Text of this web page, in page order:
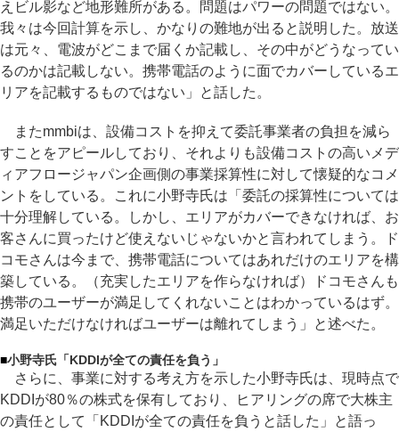
えビル影など地形難所がある。問題はパワーの問題ではない。
我々は今回計算を示し、かなりの難地が出ると説明した。放送
は元々、電波がどこまで届くか記載し、その中がどうなってい
るのかは記載しない。携帯電話のように面でカバーしているエ
リアを記載するものではない」と話した。
またmmbiは、設備コストを抑えて委託事業者の負担を減ら
すことをアピールしており、それよりも設備コストの高いメデ
ィアフロージャパン企画側の事業採算性に対して懐疑的なコメ
ントをしている。これに小野寺氏は「委託の採算性については
十分理解している。しかし、エリアがカバーできなければ、お
客さんに買ったけど使えないじゃないかと言われてしまう。ド
コモさんは今まで、携帯電話についてはあれだけのエリアを構
築している。（充実したエリアを作らなければ）ドコモさんも
携帯のユーザーが満足してくれないことはわかっているはず。
満足いただけなければユーザーは離れてしまう」と述べた。
■小野寺氏「KDDIが全ての責任を負う」
さらに、事業に対する考え方を示した小野寺氏は、現時点で
KDDIが80％の株式を保有しており、ヒアリングの席で大株主
の責任として「KDDIが全ての責任を負うと話した」と語っ